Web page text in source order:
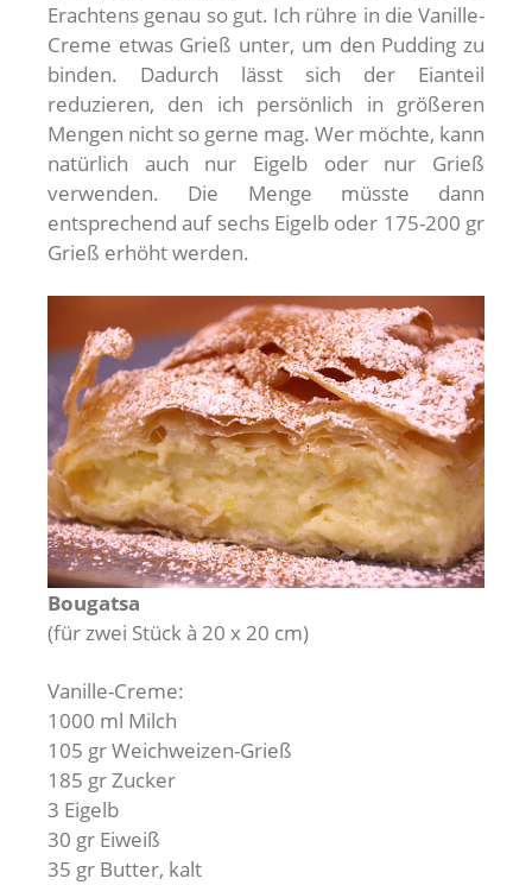
Erachtens genau so gut. Ich rühre in die Vanille-
Creme etwas Grieß unter, um den Pudding zu
binden. Dadurch lässt sich der Eianteil
reduzieren, den ich persönlich in größeren
Mengen nicht so gerne mag. Wer möchte, kann
natürlich auch nur Eigelb oder nur Grieß
verwenden. Die Menge müsste dann
entsprechend auf sechs Eigelb oder 175-200 gr
Grieß erhöht werden.
Bougatsa
(für zwei Stück à 20 x 20 cm)
Vanille-Creme:
1000 ml Milch
105 gr Weichweizen-Grieß
185 gr Zucker
3 Eigelb
30 gr Eiweiß
35 gr Butter, kalt